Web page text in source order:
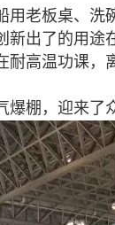
用老板桌、
新出了的用
高温功课，
爆棚，迎来了